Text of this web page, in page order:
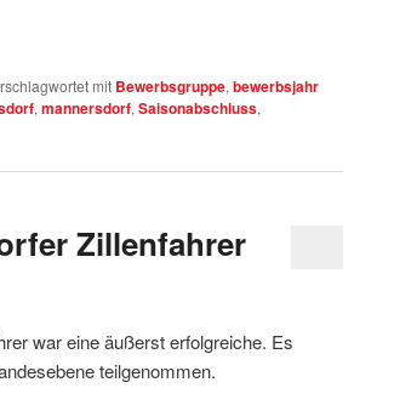
mit Bewerbsgruppe, bewerbsjahr
, mannersdorf, Saisonabschluss,
Zillenfahrer
war eine äußerst erfolgreiche. Es
teilgenommen.